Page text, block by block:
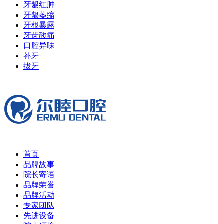
牙龈红肿
牙龈萎缩
牙根暴露
牙齿酸痛
口腔异味
补牙
拔牙
首页
品牌故事
院长寄语
品牌荣誉
品牌活动
专家团队
先进设备